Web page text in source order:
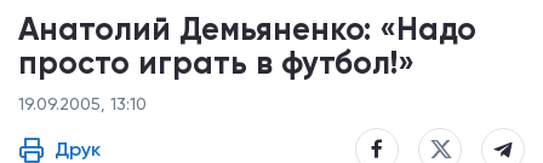
Анатолий Демьяненко: «Надо
просто играть в футбол!»
19.09.2005, 13:10
Друк